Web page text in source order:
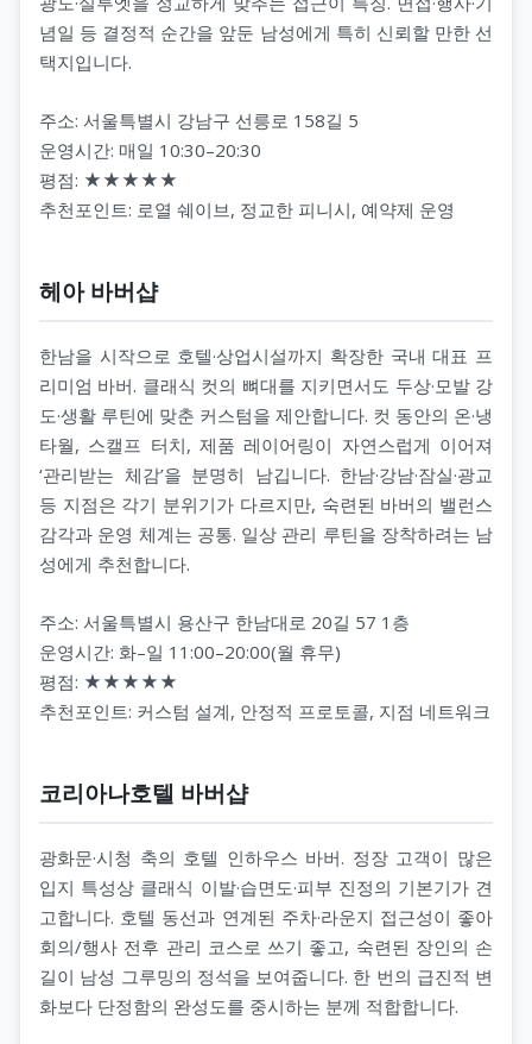
념일 등 결정적 순간을 앞둔 남성에게 특히 신뢰할 만한 선
택지입니다.
주소: 서울특별시 강남구 선릉로 158길 5
운영시간: 매일 10:30–20:30
평점: ★★★★★
추천포인트: 로열 쉐이브, 정교한 피니시, 예약제 운영
헤아 바버샵
한남을 시작으로 호텔·상업시설까지 확장한 국내 대표 프
리미엄 바버. 클래식 컷의 뼈대를 지키면서도 두상·모발 강
도·생활 루틴에 맞춘 커스텀을 제안합니다. 컷 동안의 온·냉
타월, 스캘프 터치, 제품 레이어링이 자연스럽게 이어져
‘관리받는 체감’을 분명히 남깁니다. 한남·강남·잠실·광교
등 지점은 각기 분위기가 다르지만, 숙련된 바버의 밸런스
감각과 운영 체계는 공통. 일상 관리 루틴을 장착하려는 남
성에게 추천합니다.
주소: 서울특별시 용산구 한남대로 20길 57 1층
운영시간: 화–일 11:00–20:00(월 휴무)
평점: ★★★★★
추천포인트: 커스텀 설계, 안정적 프로토콜, 지점 네트워크
코리아나호텔 바버샵
광화문·시청 축의 호텔 인하우스 바버. 정장 고객이 많은
입지 특성상 클래식 이발·습면도·피부 진정의 기본기가 견
고합니다. 호텔 동선과 연계된 주차·라운지 접근성이 좋아
회의/행사 전후 관리 코스로 쓰기 좋고, 숙련된 장인의 손
길이 남성 그루밍의 정석을 보여줍니다. 한 번의 급진적 변
화보다 단정함의 완성도를 중시하는 분께 적합합니다.